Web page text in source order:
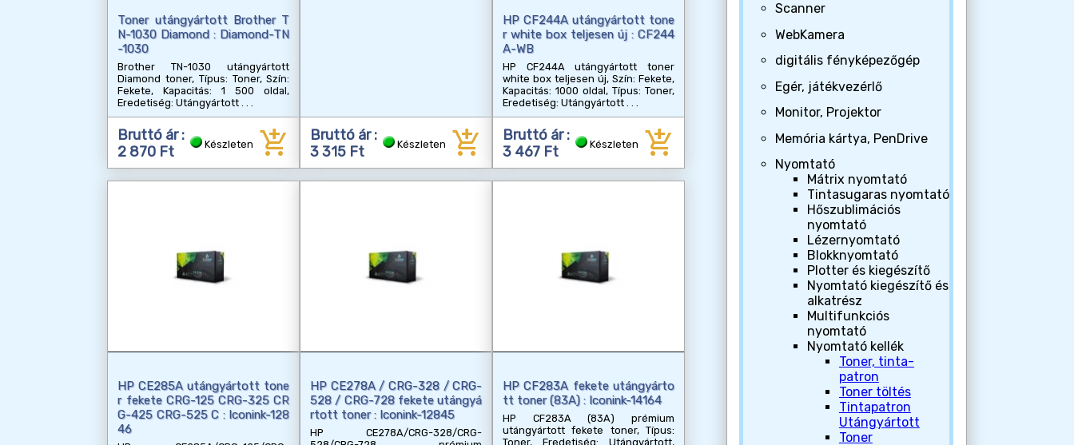
Toner utángyártott Brother T
N-1030 Diamond : Diamond-TN
-1030
Brother TN-1030 utángyártott
Diamond toner, Típus: Toner, Szín:
Fekete, Kapacitás: 1 500 oldal,
Eredetiség: Utángyártott
Bruttó ár :
2 870 Ft
Készleten add_shopping_cart
Bruttó ár :
3 315 Ft
Készleten add_shopping_cart
HP CF244A utángyártott tone
r white box teljesen új : CF244
A-WB
HP CF244A utángyártott toner
white box teljesen új, Szín: Fekete,
Kapacitás: 1000 oldal, Típus: Toner,
Eredetiség: Utángyártott
Bruttó ár :
3 467 Ft
Készleten add_shopping_cart
HP CE285A utángyártott tone
r fekete CRG-125 CRG-325 CR
G-425 CRG-525 C : Iconink-128
46
HP CE278A / CRG-328 / CRG-
528 / CRG-728 fekete utángyá
rtott toner : Iconink-12845
HP CE278A/CRG-328/CRG-
HP CF283A fekete utángyárto
tt toner (83A) : Iconink-14164
HP CF283A (83A) prémium
utángyártott fekete toner, Típus:
Toner, Eredetiség: Utángyártott,
Scanner
WebKamera
digitális fényképezőgép
Egér, játékvezérlő
Monitor, Projektor
Memória kártya, PenDrive
Nyomtató
Mátrix nyomtató
Tintasugaras nyomtató
Hőszublimációs
nyomtató
Lézernyomtató
Blokknyomtató
Plotter és kiegészítő
Nyomtató kiegészítő és
alkatrész
Multifunkciós
nyomtató
Nyomtató kellék
Toner, tinta-
patron
Toner töltés
Tintapatron
Utángyártott
Toner